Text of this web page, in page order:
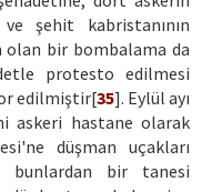
şehit kabristanının
olan bir bombalama da
protesto edilmesi
edilmiştir[35]. Eylül ayı
askeri hastane olarak
düşman uçakları
bunlardan bir tanesi